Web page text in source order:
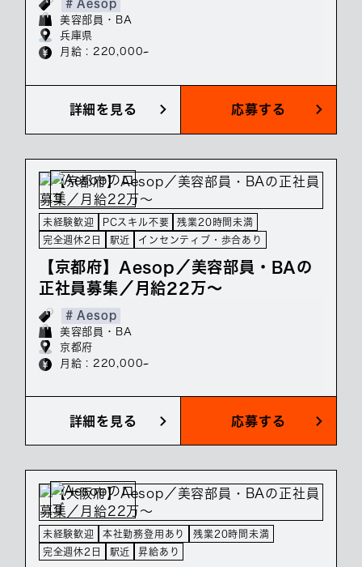
# Aesop
美容部員・BA
兵庫県
月給 : 220,000~
詳細を見る 応募する
未経験歓迎 PCスキル不要
残業20時間未満
完全週休2日
駅近 インセンティブ・歩合あり
【京都府】Aesop／美容部員・BAの
正社員募集／月給22万～
# Aesop
美容部員・BA
京都府
月給 : 220,000~
詳細を見る 応募する
未経験歓迎 本社勤務登用あり
残業20時間未満
完全週休2日
駅近 昇給あり